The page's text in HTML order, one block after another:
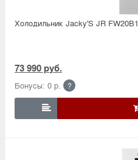
Холодильник Jacky'S JR FW20B1
73 990 руб.
Бонусы: 0 р. ?
